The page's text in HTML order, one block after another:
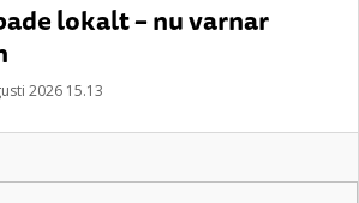
lokalt – nu varnar
2026 15.13